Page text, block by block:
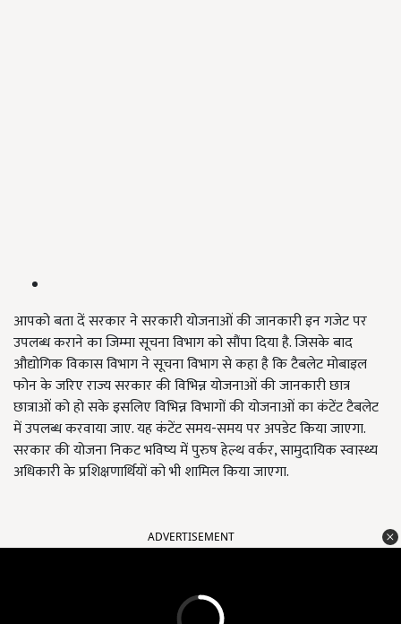
आपको बता दें सरकार ने सरकारी योजनाओं की जानकारी इन गजेट पर
उपलब्ध कराने का जिम्मा सूचना विभाग को सौंपा दिया है. जिसके बाद
औद्योगिक विकास विभाग ने सूचना विभाग से कहा है कि टैबलेट मोबाइल
फोन के जरिए राज्य सरकार की विभिन्न योजनाओं की जानकारी छात्र
छात्राओं को हो सके इसलिए विभिन्न विभागों की योजनाओं का कंटेंट टैबलेट
में उपलब्ध करवाया जाए. यह कंटेंट समय-समय पर अपडेट किया जाएगा.
सरकार की योजना निकट भविष्य में पुरुष हेल्थ वर्कर, सामुदायिक स्वास्थ्य
अधिकारी के प्रशिक्षणार्थियों को भी शामिल किया जाएगा.
ADVERTISEMENT